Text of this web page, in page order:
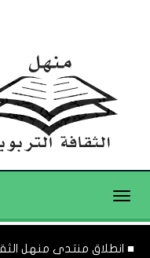
Toggle
■ انطلاق منتدى منهل